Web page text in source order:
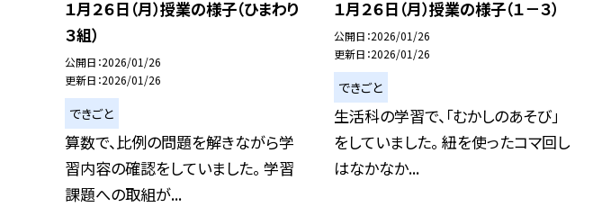
１月２６日（月）授業の様子（ひまわり
３組）
公開日 2026/01/26
更新日 2026/01/26
できごと
算数で、比例の問題を解きながら学
習内容の確認をしていました。 学習
課題への取組が...
１月２６日（月）授業の様子（１－３）
公開日 2026/01/26
更新日 2026/01/26
できごと
生活科の学習で、「むかしのあそび」
をしていました。 紐を使ったコマ回し
はなかなか...